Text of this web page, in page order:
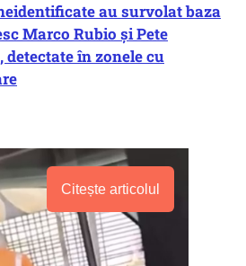
au survolat baza
Marco Rubio și Pete
detectate în zonele cu
Citește articolul